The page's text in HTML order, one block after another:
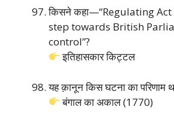
किसने कहा—“Regulating
step towards British
control”?
इतिहासकार किट्टल
यह क़ानून किस घटना का परिणाम
बंगाल का अकाल (1770)